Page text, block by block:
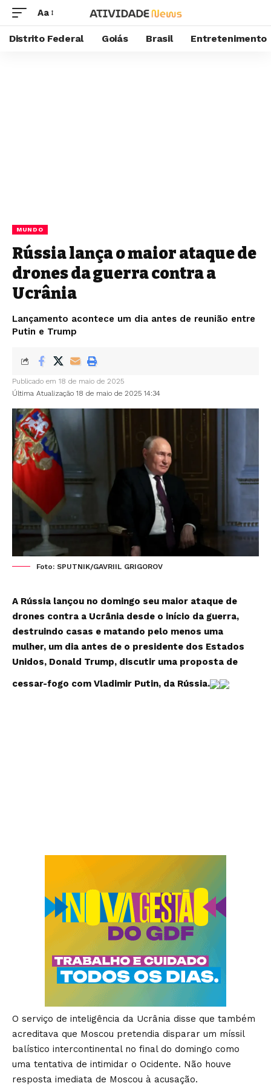
Aa
Distrito Federal Goiás Brasil Entretenimento
MUNDO
Rússia lança o maior ataque de
drones da guerra contra a
Ucrânia
Lançamento acontece um dia antes de reunião entre
Putin e Trump
Última Atualização 18 de maio de 2025 14:34
Publicado em 18 de maio de 2025
Foto: SPUTNIK/GAVRIIL GRIGOROV
A Rússia lançou no domingo seu maior ataque de
drones contra a Ucrânia desde o início da guerra,
destruindo casas e matando pelo menos uma
mulher, um dia antes de o presidente dos Estados
Unidos, Donald Trump, discutir uma proposta de
cessar-fogo com Vladimir Putin, da Rússia.
O serviço de inteligência da Ucrânia disse que também
acreditava que Moscou pretendia disparar um míssil
balístico intercontinental no final do domingo como
uma tentativa de intimidar o Ocidente. Não houve
resposta imediata de Moscou à acusação.